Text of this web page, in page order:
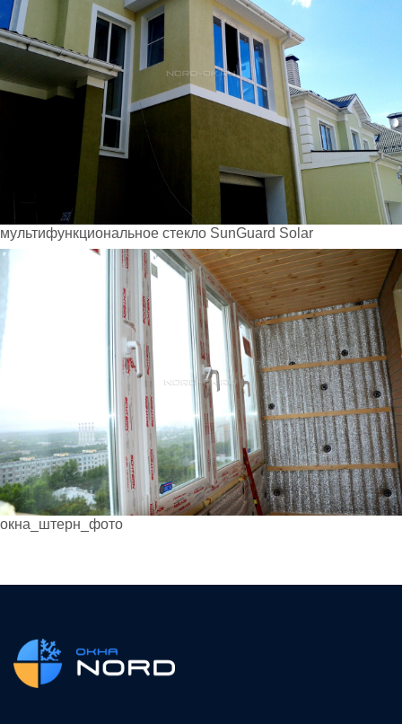
мультифункциональное стекло SunGuard Solar
окна_штерн_фото